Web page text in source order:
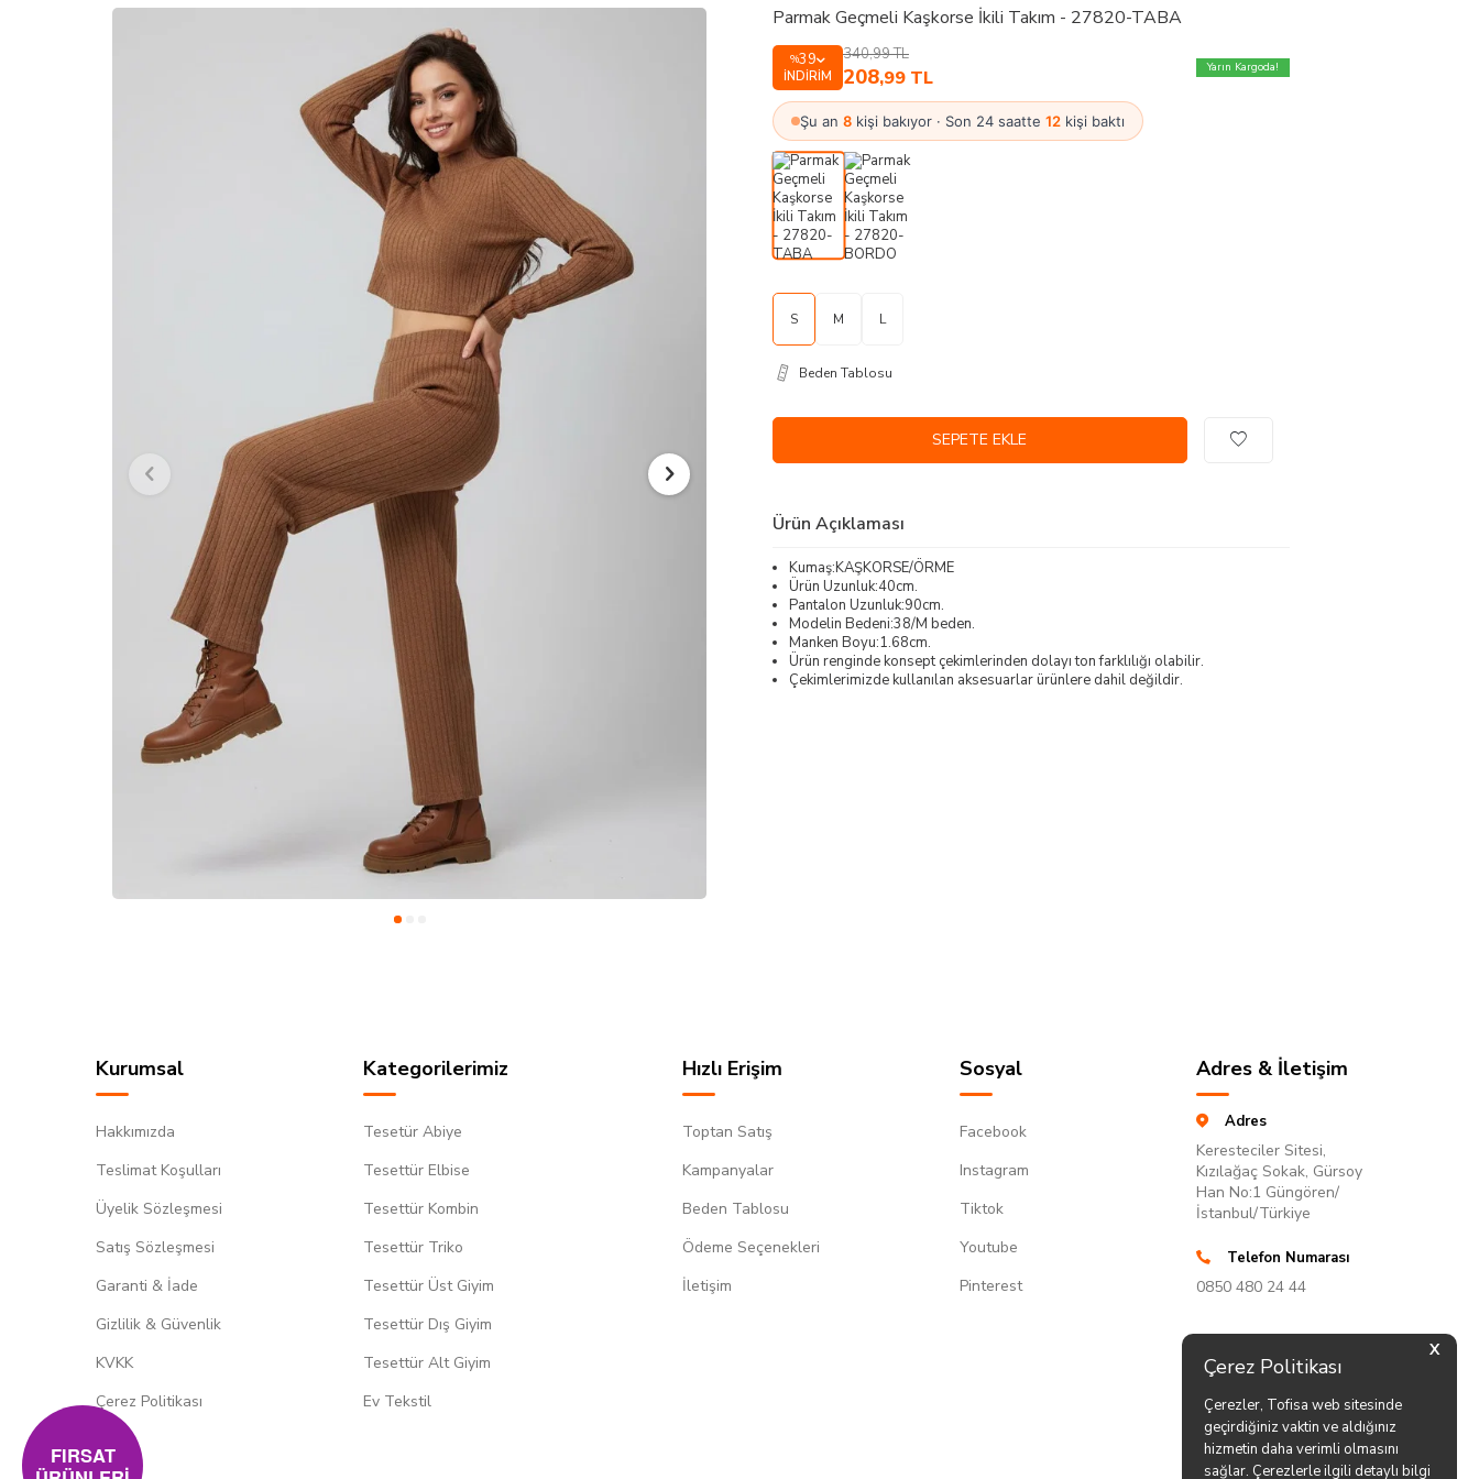
X
Çerez Politikası
Çerezler, Tofisa web sitesinde
geçirdiğiniz vaktin ve aldığınız
hizmetin daha verimli olmasını
sağlar. Çerezlerle ilgili detaylı bilgi
Parmak Geçmeli Kaşkorse İkili Takım - 27820-TABA
%39
İNDIRIM
340,99TL
208,99 TL Yarın Kargoda!
Şu an 8 kişi bakıyor · Son 24 saatte 12 kişi baktı
S M L
Beden Tablosu
SEPETE EKLE
Ürün Açıklaması
Kumaş:KAŞKORSE/ÖRME
Ürün Uzunluk:40cm.
Pantalon Uzunluk:90cm.
Modelin Bedeni:38/M beden.
Manken Boyu:1.68cm.
Ürün renginde konsept çekimlerinden dolayı ton farklılığı olabilir.
Çekimlerimizde kullanılan aksesuarlar ürünlere dahil değildir.
Kurumsal
Hakkımızda
Teslimat Koşulları
Üyelik Sözleşmesi
Satış Sözleşmesi
Garanti & İade
Gizlilik & Güvenlik
KVKK
Çerez Politikası
Kategorilerimiz
Tesetür Abiye
Tesettür Elbise
Tesettür Kombin
Tesettür Triko
Tesettür Üst Giyim
Tesettür Dış Giyim
Tesettür Alt Giyim
Ev Tekstil
Hızlı Erişim
Toptan Satış
Kampanyalar
Beden Tablosu
Ödeme Seçenekleri
İletişim
Sosyal
Facebook
Instagram
Tiktok
Youtube
Pinterest
Adres & İletişim
Adres
Keresteciler Sitesi,
Kızılağaç Sokak, Gürsoy
Han No:1 Güngören/
İstanbul/Türkiye
Telefon Numarası
0850 480 24 44
FIRSAT